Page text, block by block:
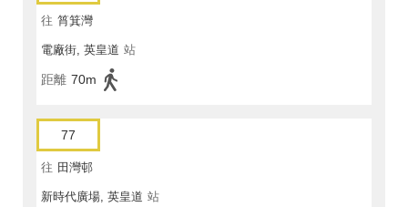
往 筲箕灣
電廠街, 英皇道 站
距離 70m
77
往 田灣邨
新時代廣場, 英皇道 站